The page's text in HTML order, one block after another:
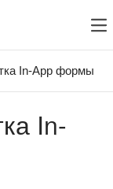
In-App формы
In-